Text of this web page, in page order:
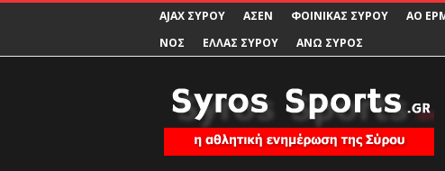
AJAX ΣΥΡΟΥ ΑΣΕΝ ΦΟΙΝΙΚΑΣ ΣΥΡΟΥ ΑΟ
ΝΟΣ
ΕΛΛΑΣ ΣΥΡΟΥ ΑΝΩ ΣΥΡΟΣ